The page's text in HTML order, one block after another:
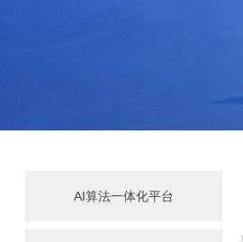
AI算法一体化平台